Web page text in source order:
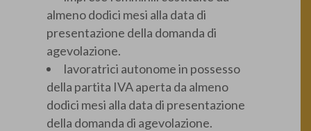
almeno dodici mesi alla data di
presentazione della domanda di
agevolazione.
lavoratrici autonome in possesso
della partita IVA aperta da almeno
dodici mesi alla data di presentazione
della domanda di agevolazione.